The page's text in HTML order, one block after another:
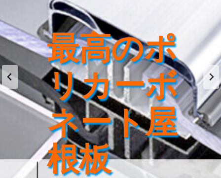
最高のポ
リカーボ
ネート屋
根板